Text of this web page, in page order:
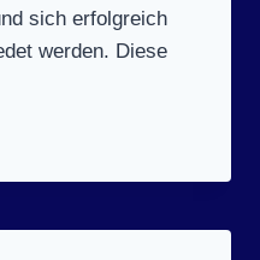
sich erfolgreich
werden. Diese